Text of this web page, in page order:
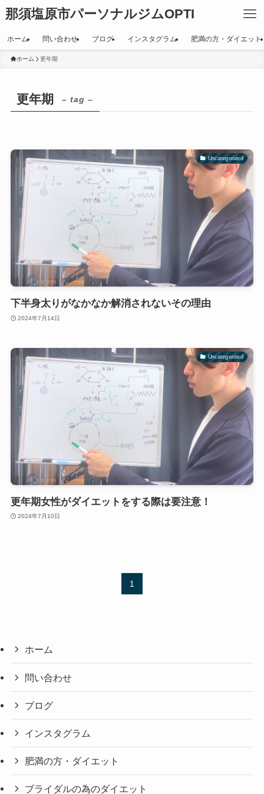
那須塩原市パーソナルジムOPTI
ホーム 問い合わせ ブログ インスタグラム 肥満の方・ダイエット
ホーム 更年期
更年期 – tag –
Uncategorized
下半身太りがなかなか解消されないその理由
2024年7月14日
Uncategorized
更年期女性がダイエットをする際は要注意！
2024年7月10日
1
ホーム
問い合わせ
ブログ
インスタグラム
肥満の方・ダイエット
ブライダルの為のダイエット